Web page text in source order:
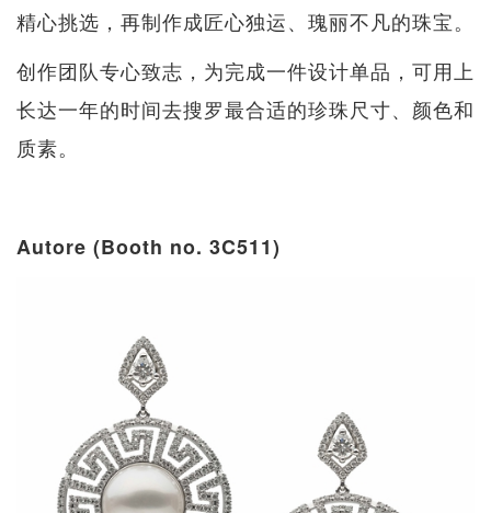
精心挑选，再制作成匠心独运、瑰丽不凡的珠宝。
创作团队专心致志，为完成一件设计单品，可用上
长达一年的时间去搜罗最合适的珍珠尺寸、颜色和
质素。
Autore (Booth no. 3C511)